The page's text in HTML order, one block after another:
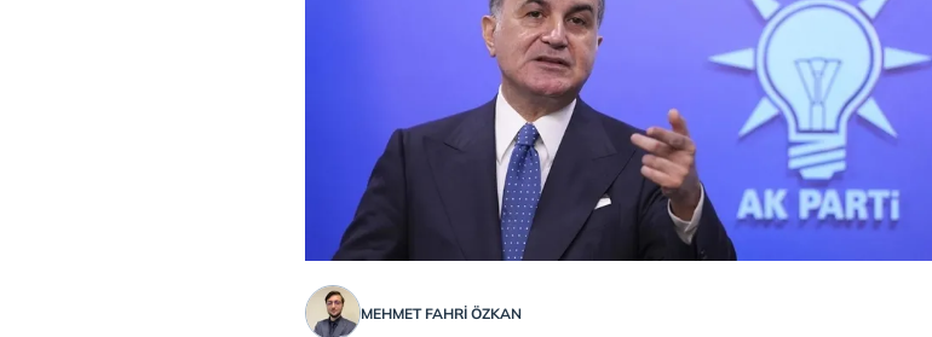
MEHMET FAHRİ ÖZKAN